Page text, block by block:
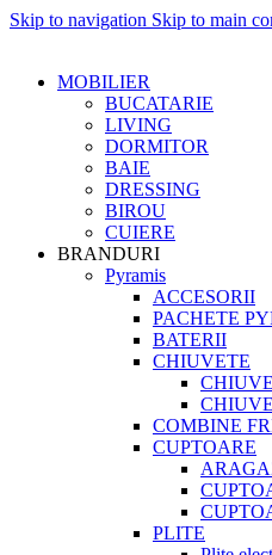
Skip to navigation Skip to main
MOBILIER
BUCATARIE
LIVING
DORMITOR
BAIE
DRESSING
BIROU
CUIERE
BRANDURI
Pyramis
ACCESORII
PACHETE
BATERII
CHIUVETE
COMBINE
CUPTOARE
PLITE